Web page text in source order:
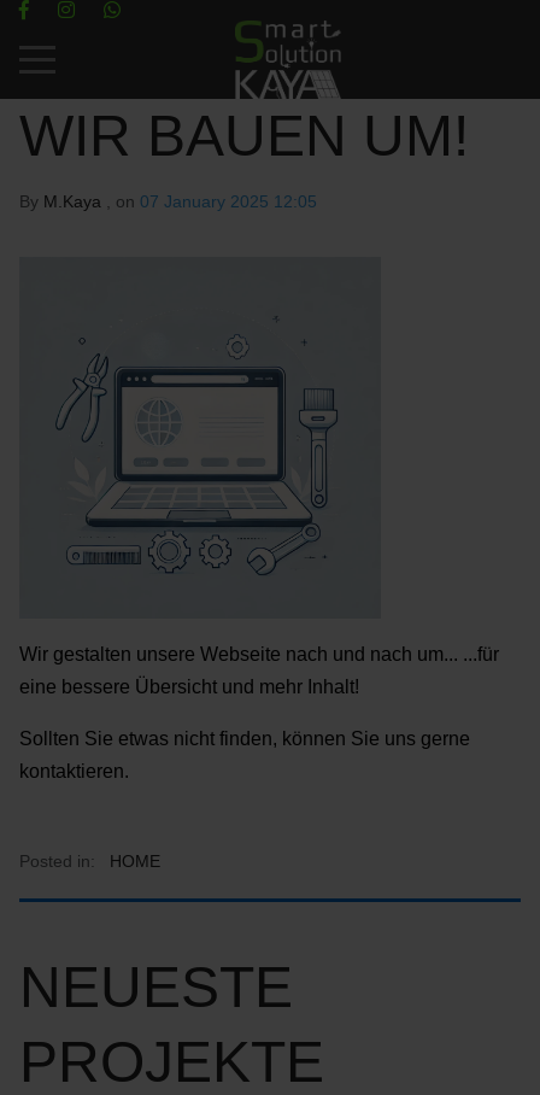
Mobile Menu Toggle
WIR BAUEN UM!
By M.Kaya , on 07 January 2025 12:05
Wir gestalten unsere Webseite nach und nach um... ...für
eine bessere Übersicht und mehr Inhalt!
Sollten Sie etwas nicht finden, können Sie uns gerne
kontaktieren.
Posted in: HOME
NEUESTE
PROJEKTE